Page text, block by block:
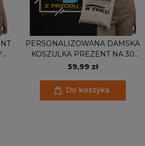
PERSONALIZOWANA DAMSKA
KOSZULKA PREZENT NA 30
URODZINY ZMIANA KODU NA 3
59,99 zł
Do koszyka